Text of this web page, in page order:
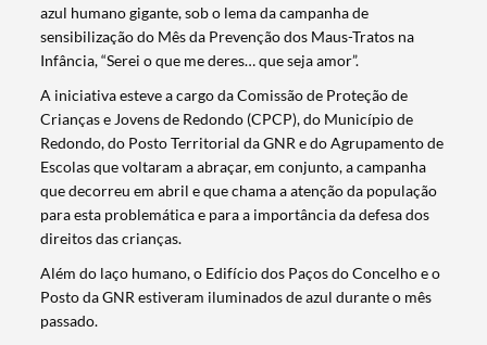
azul humano gigante, sob o lema da campanha de
sensibilização do Mês da Prevenção dos Maus-Tratos na
Infância, “Serei o que me deres… que seja amor”.
A iniciativa esteve a cargo da Comissão de Proteção de
Crianças e Jovens de Redondo (CPCP), do Município de
Redondo, do Posto Territorial da GNR e do Agrupamento de
Escolas que voltaram a abraçar, em conjunto, a campanha
que decorreu em abril e que chama a atenção da população
para esta problemática e para a importância da defesa dos
direitos das crianças.
Além do laço humano, o Edifício dos Paços do Concelho e o
Posto da GNR estiveram iluminados de azul durante o mês
passado.